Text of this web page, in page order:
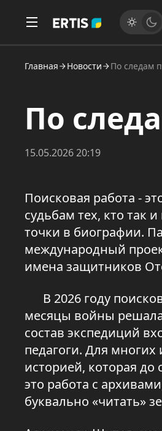
Главная Новости По следам
По
15.05.2026 20:19
Поисковая работа -
судьбам тех, кто так
точки в биографии.
международный
имена защитников
В 2026 году
месяцы войны
состав экспедиций
педагоги. Для многих
историей, которая
это работа с
буквально «читать»